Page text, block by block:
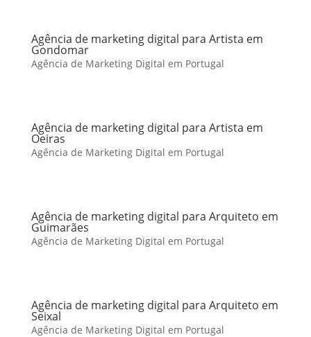
Agência de marketing digital para Artista em
Gondomar
Agência de Marketing Digital em Portugal
Agência de marketing digital para Artista em
Oeiras
Agência de Marketing Digital em Portugal
Agência de marketing digital para Arquiteto em
Guimarães
Agência de Marketing Digital em Portugal
Agência de marketing digital para Arquiteto em
Seixal
Agência de Marketing Digital em Portugal